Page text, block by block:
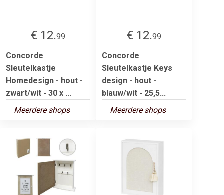
€ 12.99
Concorde
Sleutelkastje
Homedesign - hout -
zwart/wit - 30 x ...
Meerdere shops
€ 12.99
Concorde
Sleutelkastje Keys
design - hout -
blauw/wit - 25,5...
Meerdere shops